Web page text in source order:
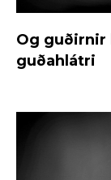
Og guðirnir
guðahlátri